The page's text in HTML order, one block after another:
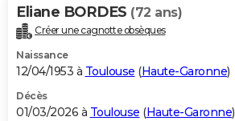
Eliane BORDES (72 ans)
Créer une cagnotte obsèques
Naissance
12/04/1953 à Toulouse (Haute-Garonne)
Décès
01/03/2026 à Toulouse (Haute-Garonne)